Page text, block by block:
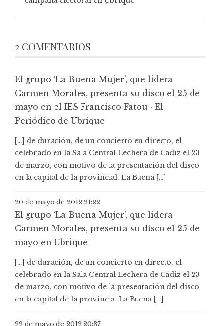
2 COMENTARIOS
El grupo ‘La Buena Mujer’, que lidera
Carmen Morales, presenta su disco el 25 de
mayo en el IES Francisco Fatou · El
Periódico de Ubrique
[…] de duración, de un concierto en directo, el
celebrado en la Sala Central Lechera de Cádiz el 23
de marzo, con motivo de la presentación del disco
en la capital de la provincial. La Buena […]
20 de mayo de 2012 21:22
El grupo ‘La Buena Mujer’, que lidera
Carmen Morales, presenta su disco el 25 de
mayo en Ubrique
[…] de duración, de un concierto en directo, el
celebrado en la Sala Central Lechera de Cádiz el 23
de marzo, con motivo de la presentación del disco
en la capital de la provincia. La Buena […]
22 de mayo de 2012 20:37